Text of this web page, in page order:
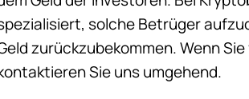
solche Betrüger
zurückzubekommen. Wenn
Sie uns umgehend.